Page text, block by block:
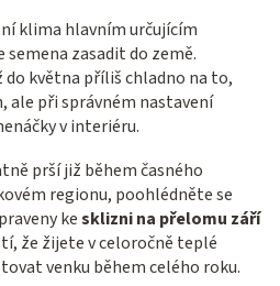
klima hlavním určujícím
zasadit do země.
do května příliš chladno na to,
při správném nastavení
v interiéru.
prší již během časného
regionu, poohlédněte se
kesklizni na přelomu září
že žijete v celoročně teplé
venku během celého roku.